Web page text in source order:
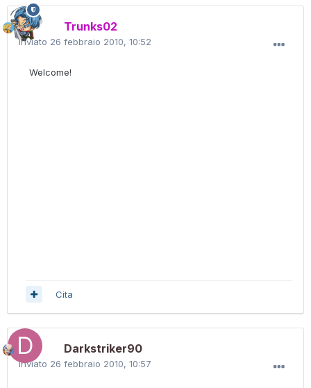
Trunks02
Inviato 26 febbraio 2010, 10:52
Welcome!
Cita
Darkstriker90
Inviato 26 febbraio 2010, 10:57